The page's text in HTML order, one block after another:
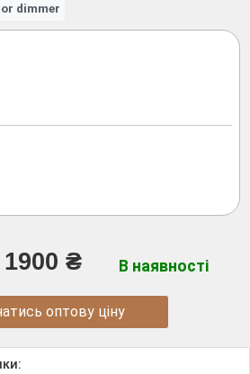
dimmer
1900 ₴ В наявності
оптову ціну